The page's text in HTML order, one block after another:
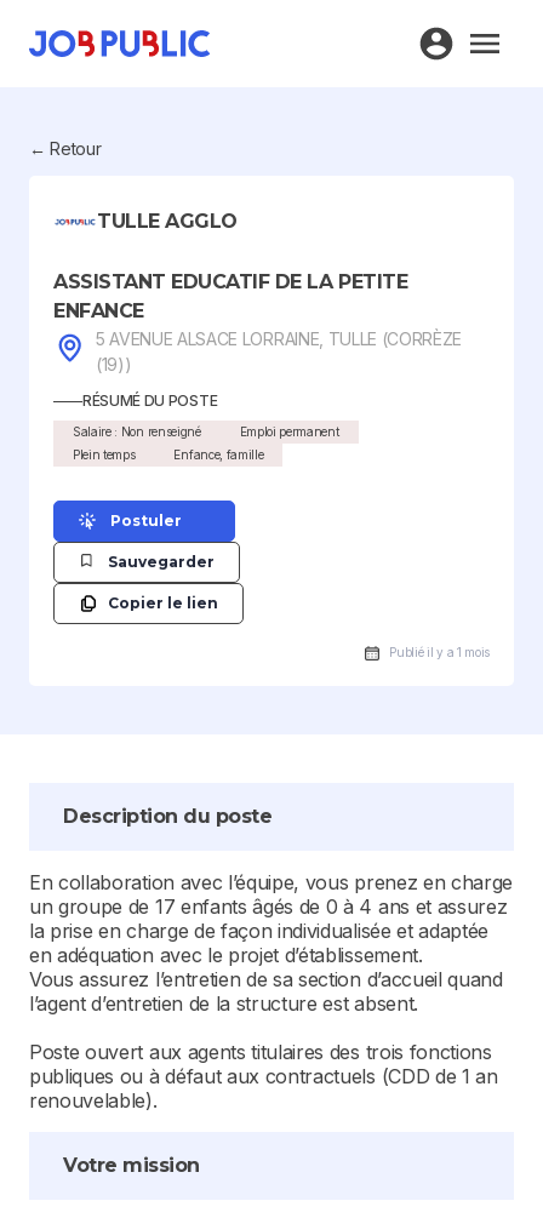
← Retour
TULLE AGGLO
ASSISTANT EDUCATIF DE LA PETITE
ENFANCE
5 AVENUE ALSACE LORRAINE, TULLE (CORRÈZE
(19))
RÉSUMÉ DU POSTE
Salaire : Non renseigné
Emploi permanent
Plein temps
Enfance, famille
Postuler
Sauvegarder
Copier le lien
Publié il y a 1 mois
Description du poste
En collaboration avec l’équipe, vous prenez en charge
un groupe de 17 enfants âgés de 0 à 4 ans et assurez
la prise en charge de façon individualisée et adaptée
en adéquation avec le projet d’établissement.
Vous assurez l’entretien de sa section d’accueil quand
l’agent d’entretien de la structure est absent.
Poste ouvert aux agents titulaires des trois fonctions
publiques ou à défaut aux contractuels (CDD de 1 an
renouvelable).
Votre mission